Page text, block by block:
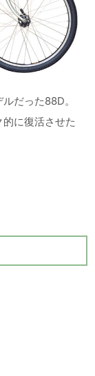
だった88D。
に復活させた